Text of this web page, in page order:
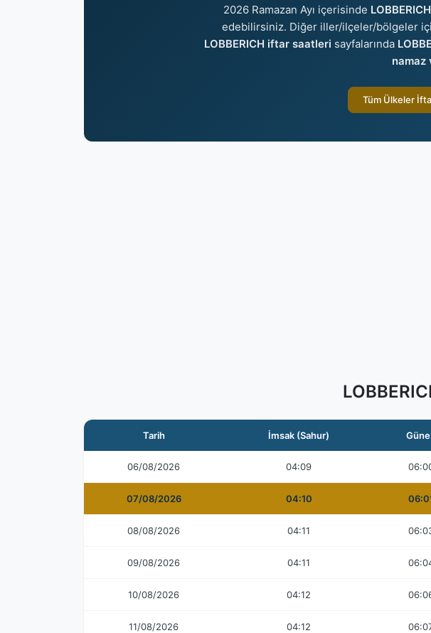
2026 Ramazan Ayı içerisinde
edebilirsiniz. Diğer iller/ilçeler/bölgeler
LOBBERICH iftar saatleri sayfalarında
namaz
Tüm Ülkeler
Tarih İmsak (Sahur)
06/08/2026 04:09
07/08/2026 04:10
08/08/2026 04:11
09/08/2026 04:11
10/08/2026 04:12
11/08/2026 04:12